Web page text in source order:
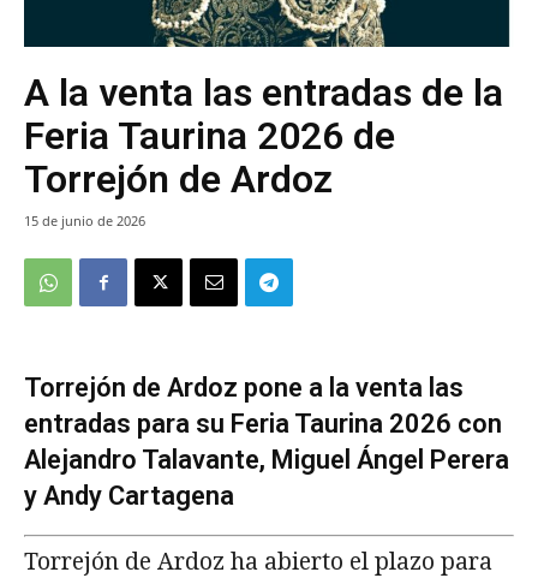
A la venta las entradas de la
Feria Taurina 2026 de
Torrejón de Ardoz
15 de junio de 2026
Torrejón de Ardoz pone a la venta las
entradas para su Feria Taurina 2026 con
Alejandro Talavante, Miguel Ángel Perera
y Andy Cartagena
Torrejón de Ardoz ha abierto el plazo para